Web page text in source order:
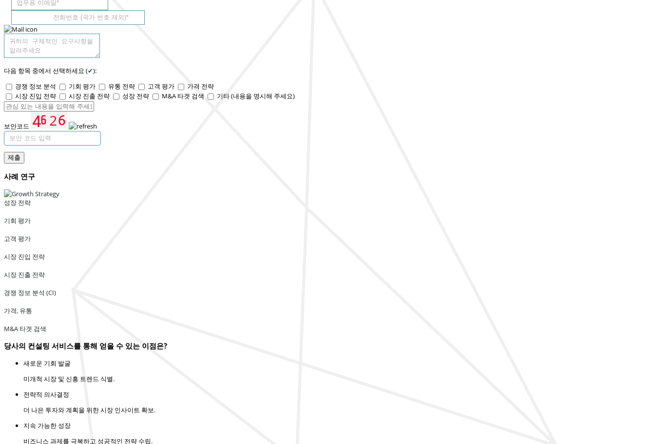
다음 항목 중에서 선택하세요 (✔):
경쟁 정보 분석
기회 평가 유통 전략 고객 평가
가격 전략
시장 진입 전략
시장 진출 전략 성장 전략 M&A 타겟 검색 기타 (내용을 명시해 주세요)
보안코드
제출
사례 연구
성장 전략
기회 평가
고객 평가
시장 진입 전략
시장 진출 전략
경쟁 정보 분석 (CI)
가격, 유통
M&A 타겟 검색
당사의 컨설팅 서비스를 통해 얻을 수 있는 이점은?
새로운 기회 발굴
미개척 시장 및 신흥 트렌드 식별.
전략적 의사결정
더 나은 투자와 계획을 위한 시장 인사이트 확보.
지속 가능한 성장
비즈니스 과제를 극복하고 성공적인 전략 수립.